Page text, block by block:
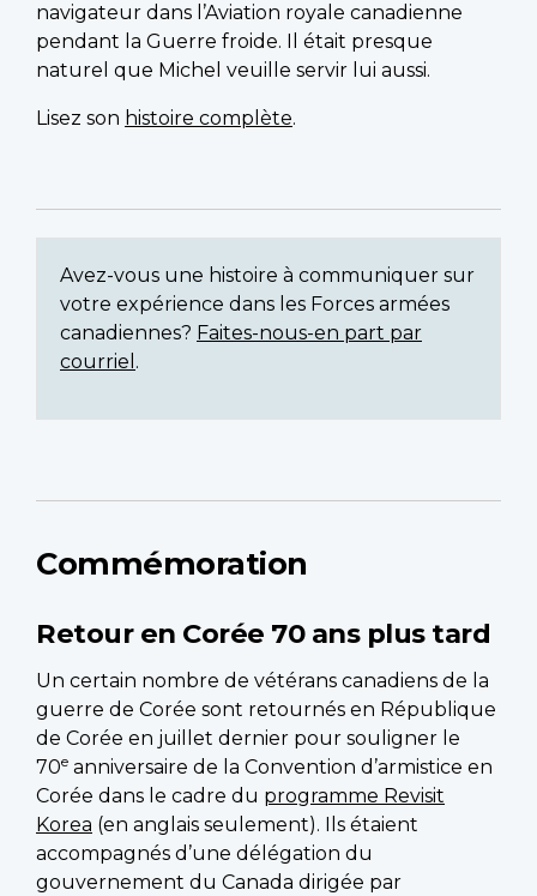
navigateur dans l’Aviation royale canadienne
pendant la Guerre froide. Il était presque
naturel que Michel veuille servir lui aussi.
Lisez son histoire complète.
Avez-vous une histoire à communiquer sur
votre expérience dans les Forces armées
canadiennes? Faites-nous-en part par
courriel .
Commémoration
Retour en Corée 70 ans plus tard
Un certain nombre de vétérans canadiens de la
guerre de Corée sont retournés en République
de Corée en juillet dernier pour souligner le
70e anniversaire de la Convention d’armistice en
Corée dans le cadre du programme Revisit
Korea (en anglais seulement). Ils étaient
accompagnés d’une délégation du
gouvernement du Canada dirigée par